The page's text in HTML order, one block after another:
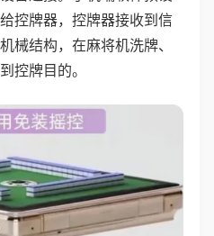
控牌器，控牌器接收到信
械结构，在麻将机洗牌、
控牌目的。